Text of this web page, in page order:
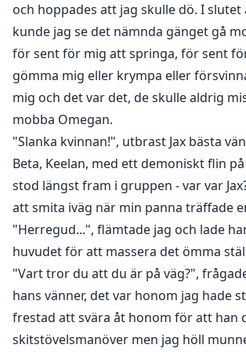
och hoppades att jag skulle dö. I
kunde jag se det nämnda gänget gå
för sent för mig att springa, för sent
gömma mig eller krympa eller
mig och det var det, de skulle aldrig
mobba Omegan.
"Slanka kvinnan!", utbrast Jax bästa
Beta, Keelan, med ett demoniskt flin
stod längst fram i gruppen - var var
att smita iväg när min panna träffade
"Herregud...", flämtade jag och lade
huvudet för att massera det ömma
"Vart tror du att du är på väg?",
hans vänner, det var honom jag hade
frestad att svära åt honom för att han
skitstövelsmanöver men jag höll